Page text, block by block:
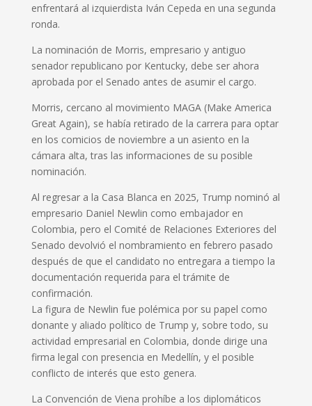
enfrentará al izquierdista Iván Cepeda en una segunda
ronda.
La nominación de Morris, empresario y antiguo
senador republicano por Kentucky, debe ser ahora
aprobada por el Senado antes de asumir el cargo.
Morris, cercano al movimiento MAGA (Make America
Great Again), se había retirado de la carrera para optar
en los comicios de noviembre a un asiento en la
cámara alta, tras las informaciones de su posible
nominación.
Al regresar a la Casa Blanca en 2025, Trump nominó al
empresario Daniel Newlin como embajador en
Colombia, pero el Comité de Relaciones Exteriores del
Senado devolvió el nombramiento en febrero pasado
después de que el candidato no entregara a tiempo la
documentación requerida para el trámite de
confirmación.
La figura de Newlin fue polémica por su papel como
donante y aliado político de Trump y, sobre todo, su
actividad empresarial en Colombia, donde dirige una
firma legal con presencia en Medellín, y el posible
conflicto de interés que esto genera.
La Convención de Viena prohíbe a los diplomáticos